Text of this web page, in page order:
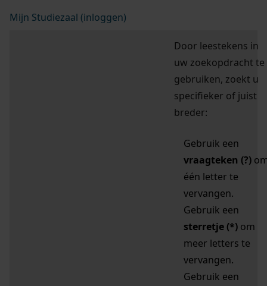
Mijn Studiezaal (inloggen)
Door leestekens in
uw zoekopdracht te
gebruiken, zoekt u
specifieker of juist
breder:
Gebruik een
vraagteken (?)
één letter te
vervangen.
Gebruik een
sterretje (*) om
meer letters te
vervangen.
Gebruik een